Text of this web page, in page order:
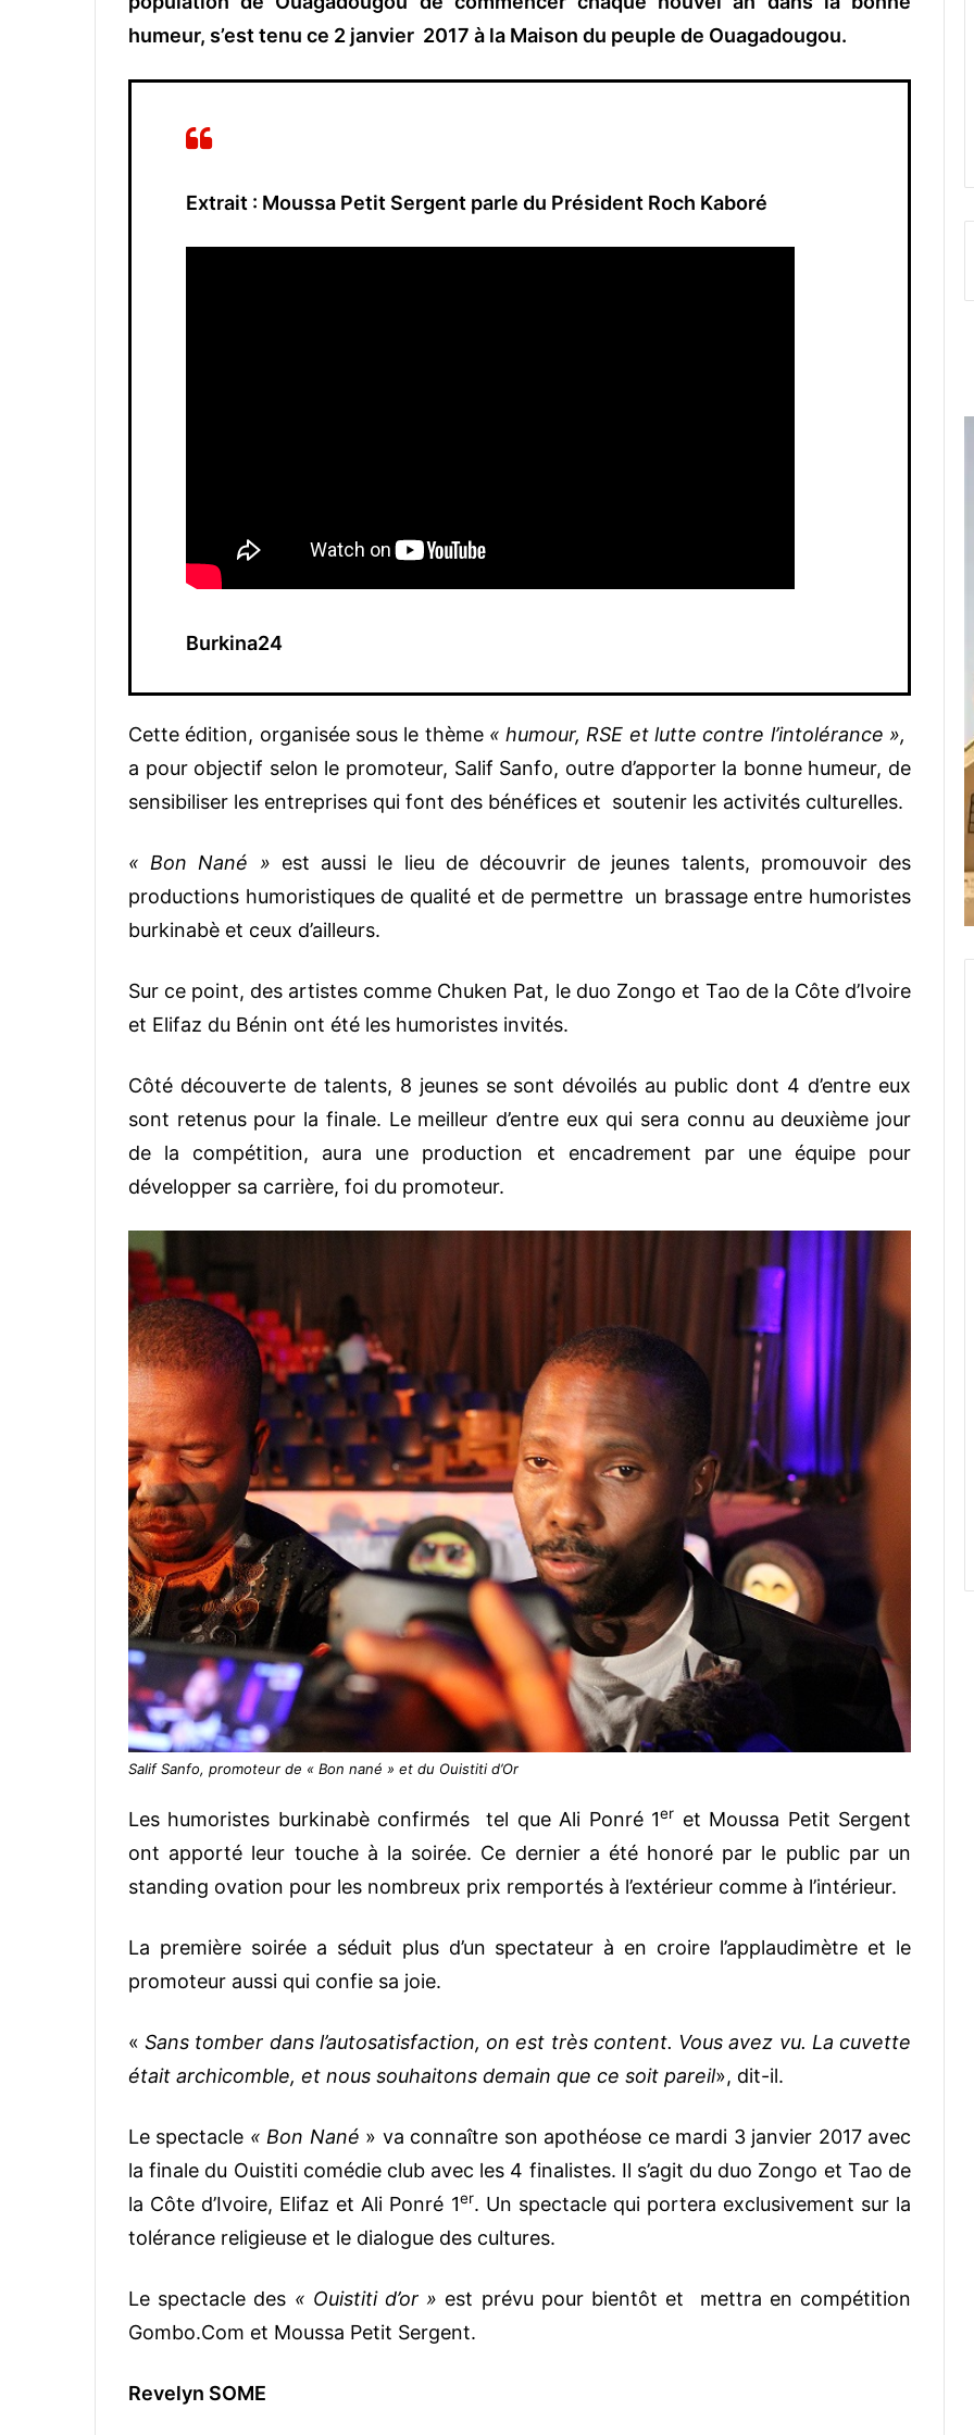
humeur, s’est tenu ce 2 janvier 2017 à la Maison du peuple de Ouagadougou.
Extrait : Moussa Petit Sergent parle du Président Roch Kaboré
Burkina24
Cette édition, organisée sous le thème « humour, RSE et lutte contre l’intolérance »,
a pour objectif selon le promoteur, Salif Sanfo, outre d’apporter la bonne humeur, de
sensibiliser les entreprises qui font des bénéfices et soutenir les activités culturelles.
« Bon Nané » est aussi le lieu de découvrir de jeunes talents, promouvoir des
productions humoristiques de qualité et de permettre un brassage entre humoristes
burkinabè et ceux d’ailleurs.
Sur ce point, des artistes comme Chuken Pat, le duo Zongo et Tao de la Côte d’Ivoire
et Elifaz du Bénin ont été les humoristes invités.
Côté découverte de talents, 8 jeunes se sont dévoilés au public dont 4 d’entre eux
sont retenus pour la finale. Le meilleur d’entre eux qui sera connu au deuxième jour
de la compétition, aura une production et encadrement par une équipe pour
développer sa carrière, foi du promoteur.
Salif Sanfo, promoteur de « Bon nané » et du Ouistiti d’Or
Les humoristes burkinabè confirmés tel que Ali Ponré 1er et Moussa Petit Sergent
ont apporté leur touche à la soirée. Ce dernier a été honoré par le public par un
standing ovation pour les nombreux prix remportés à l’extérieur comme à l’intérieur.
La première soirée a séduit plus d’un spectateur à en croire l’applaudimètre et le
promoteur aussi qui confie sa joie.
«Sans tomber dans l’autosatisfaction, on est très content. Vous avez vu. La cuvette
était archicomble, et nous souhaitons demain que ce soit pareil», dit-il.
Le spectacle « Bon Nané » va connaître son apothéose ce mardi 3 janvier 2017 avec
la finale du Ouistiti comédie club avec les 4 finalistes. Il s’agit du duo Zongo et Tao de
la Côte d’Ivoire, Elifaz et Ali Ponré 1er. Un spectacle qui portera exclusivement sur la
tolérance religieuse et le dialogue des cultures.
Le spectacle des « Ouistiti d’or » est prévu pour bientôt et mettra en compétition
Gombo.Com et Moussa Petit Sergent.
Revelyn SOME